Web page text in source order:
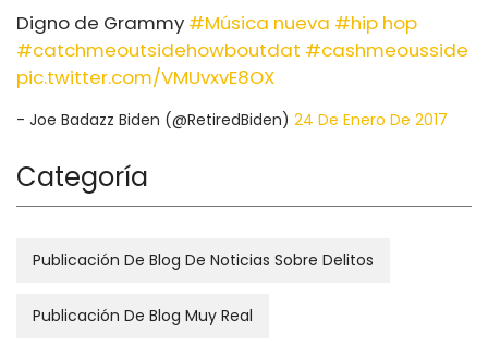
Digno de Grammy #Música nueva #hip hop
#catchmeoutsidehowboutdat #cashmeousside
pic.twitter.com/VMUvxvE8OX
- Joe Badazz Biden (@RetiredBiden) 24 De Enero De 2017
Categoría
Publicación De Blog De Noticias Sobre Delitos
Publicación De Blog Muy Real